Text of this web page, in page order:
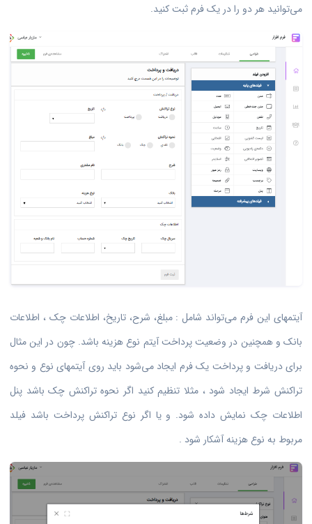
می‌توانید هر دو را در یک فرم ثبت کنید.
آیتمهای این فرم می‌تواند شامل : مبلغ، شرح، تاریخ، اطلاعات چک ، اطلاعات
بانک و همچنین در وضعیت پرداخت آیتم نوع هزینه باشد. چون در این مثال
برای دریافت و پرداخت یک فرم ایجاد می‌شود باید روی آیتمهای نوع و نحوه
تراکنش شرط ایجاد شود ، مثلا تنظیم کنید اگر نحوه تراکنش چک باشد پنل
اطلاعات چک نمایش داده شود. و یا اگر نوع تراکنش پرداخت باشد فیلد
مربوط به نوع هزینه آشکار شود .